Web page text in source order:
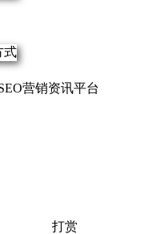
营销资讯平台
打赏